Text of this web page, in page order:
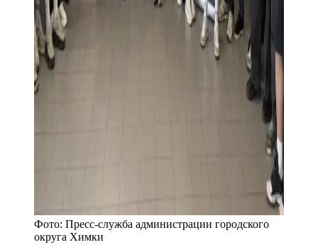
Фото: Пресс-служба администрации городского
округа Химки